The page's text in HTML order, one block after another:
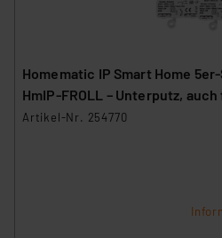
Homematic IP Smart Home
HmIP-FROLL – Unterputz,
Artikel-Nr. 254770